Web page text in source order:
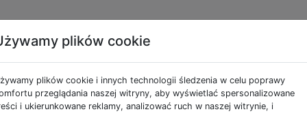
aby kliknąć” na
macOS
plików cookie
plików cookie i innych technologii śledzenia w celu poprawy
przeglądania naszej witryny, aby wyświetlać spersonalizowane
i ukierunkowane reklamy, analizować ruch w naszej witrynie, i